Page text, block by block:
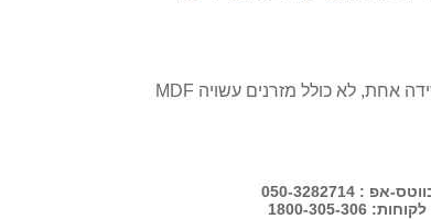
: 050-3282714
305-306